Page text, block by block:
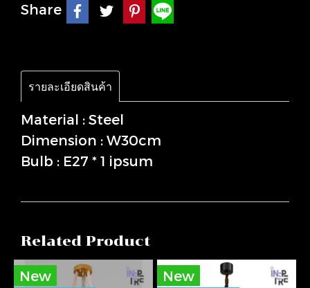
Share
รายละเอียดสินค้า
Material : Steel
Dimension : W30cm
Bulb : E27 * 1 ipsum
Related Product
New
New